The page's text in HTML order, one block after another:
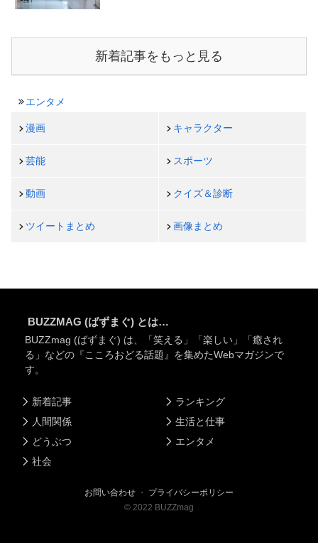
新着記事をもっと見る
エンタメ
漫画 キャラクター
芸能 スポーツ
動画 クイズ＆診断
ツイートまとめ 画像まとめ
BUZZMAG (ばずまぐ) とは…
BUZZmag (ばずまぐ) は、「笑える」「楽しい」「癒され
る」などの『こころおどる話題』を集めたWebマガジンで
す。
新着記事
人間関係
どうぶつ
社会
ランキング
生活と仕事
エンタメ
お問い合わせ ・ プライバシーポリシー
© 2022 BUZZmag